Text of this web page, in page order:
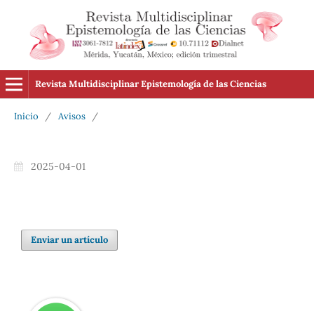
Revista Multidisciplinar Epistemología de las Ciencias
Inicio / Avisos /
2025-04-01
Enviar un artículo